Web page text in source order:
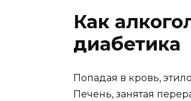
Как
диабетика
Попадая в кровь,
Печень, занятая